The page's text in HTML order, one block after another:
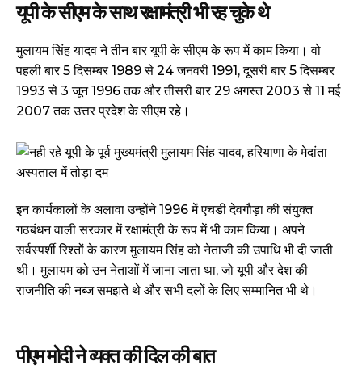
यूपी के सीएम के साथ रक्षामंत्री भी रह चुके थे
मुलायम सिंह यादव ने तीन बार यूपी के सीएम के रूप में काम किया। वो
पहली बार 5 दिसम्बर 1989 से 24 जनवरी 1991, दूसरी बार 5 दिसम्बर
1993 से 3 जून 1996 तक और तीसरी बार 29 अगस्त 2003 से 11 मई
2007 तक उत्तर प्रदेश के सीएम रहे।
इन कार्यकालों के अलावा उन्होंने 1996 में एचडी देवगौड़ा की संयुक्त
गठबंधन वाली सरकार में रक्षामंत्री के रूप में भी काम किया। अपने
सर्वस्पर्शी रिश्तों के कारण मुलायम सिंह को नेताजी की उपाधि भी दी जाती
थी। मुलायम को उन नेताओं में जाना जाता था, जो यूपी और देश की
राजनीति की नब्ज समझते थे और सभी दलों के लिए सम्मानित भी थे।
पीएम मोदी ने व्यक्त की दिल की बात